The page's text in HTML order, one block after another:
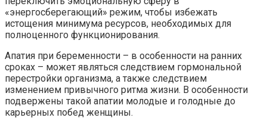
«энергосберегающий» режим, чтобы избежать
истощения минимума ресурсов, необходимых для
полноценного функционирования.
Апатия при беременности – в особенности на ранних
сроках – может являться следствием гормональной
перестройки организма, а также следствием
изменением привычного ритма жизни. В особенности
подвержены такой апатии молодые и голодные до
карьерных побед женщины.